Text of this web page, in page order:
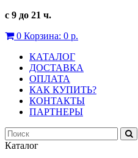
с 9 до 21 ч.
0 Корзина: 0 р.
КАТАЛОГ
ДОСТАВКА
ОПЛАТА
КАК КУПИТЬ?
КОНТАКТЫ
ПАРТНЕРЫ
Каталог